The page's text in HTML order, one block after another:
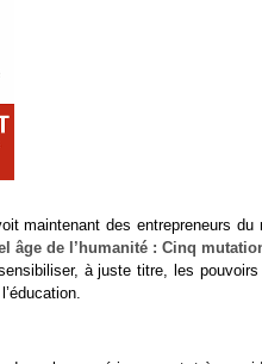
maintenant des entrepreneurs
âge de l’humanité : Cinq
à juste titre, les